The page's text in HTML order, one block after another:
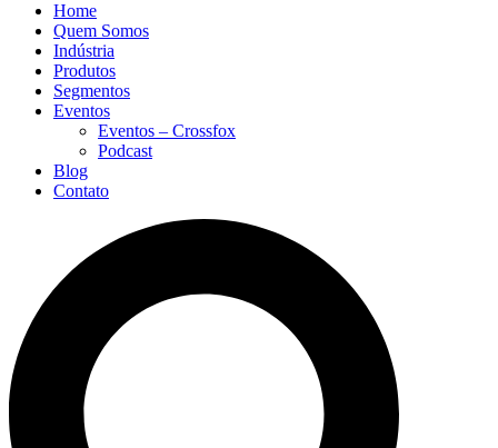
Home
Quem Somos
Indústria
Produtos
Segmentos
Eventos
Eventos – Crossfox
Podcast
Blog
Contato